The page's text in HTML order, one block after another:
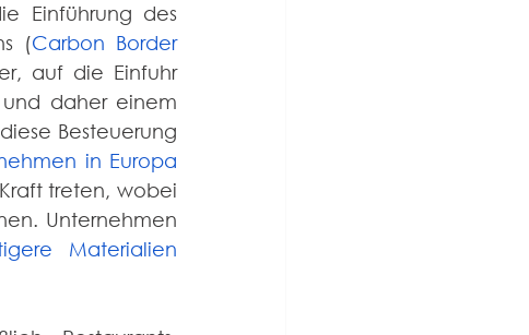
Einführung des
(Carbon Border
auf die Einfuhr
daher einem
Besteuerung
in Europa
treten, wobei
Unternehmen
Materialien